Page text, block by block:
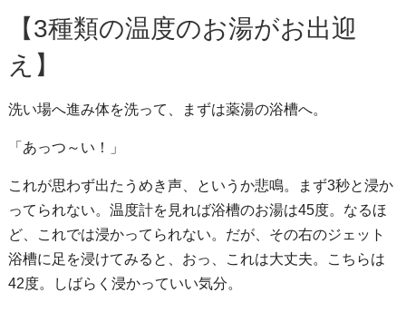
【3種類の温度のお湯がお出迎
え】
洗い場へ進み体を洗って、まずは薬湯の浴槽へ。
「あっつ～い！」
これが思わず出たうめき声、というか悲鳴。まず3秒と浸か
ってられない。温度計を見れば浴槽のお湯は45度。なるほ
ど、これでは浸かってられない。だが、その右のジェット
浴槽に足を浸けてみると、おっ、これは大丈夫。こちらは
42度。しばらく浸かっていい気分。